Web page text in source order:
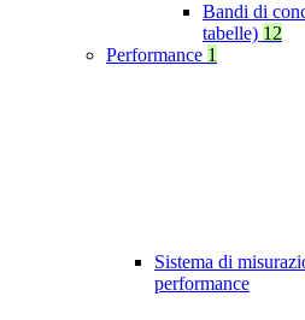
Bandi di
tabelle) 12
Performance 1
Sistema di
performance